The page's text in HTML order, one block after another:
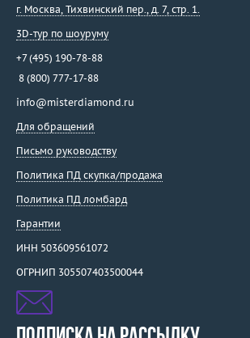
г. Москва, Тихвинский пер., д. 7, стр. 1.
3D-тур по шоуруму
+7 (495) 190-78-88
8 (800) 777-17-88
info@misterdiamond.ru
Для обращений
Письмо руководству
Политика ПД скупка/продажа
Политика ПД ломбард
Гарантии
ИНН 503609561072
ОГРНИП 305507403500044